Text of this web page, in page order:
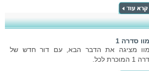
סדרה 1
מציגה את הדבר הבא, עם דור חדש של
לכל.